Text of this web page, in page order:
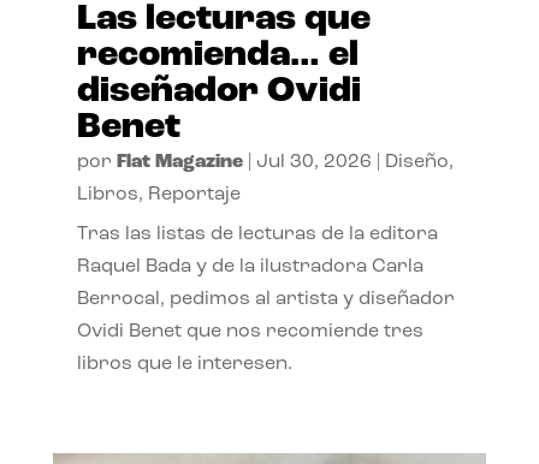
Las lecturas que
recomienda… el
diseñador Ovidi
Benet
por Flat Magazine| Jul 30, 2026 Diseño,
Libros, Reportaje
Tras las listas de lecturas de la editora
Raquel Bada y de la ilustradora Carla
Berrocal, pedimos al artista y diseñador
Ovidi Benet que nos recomiende tres
libros que le interesen.